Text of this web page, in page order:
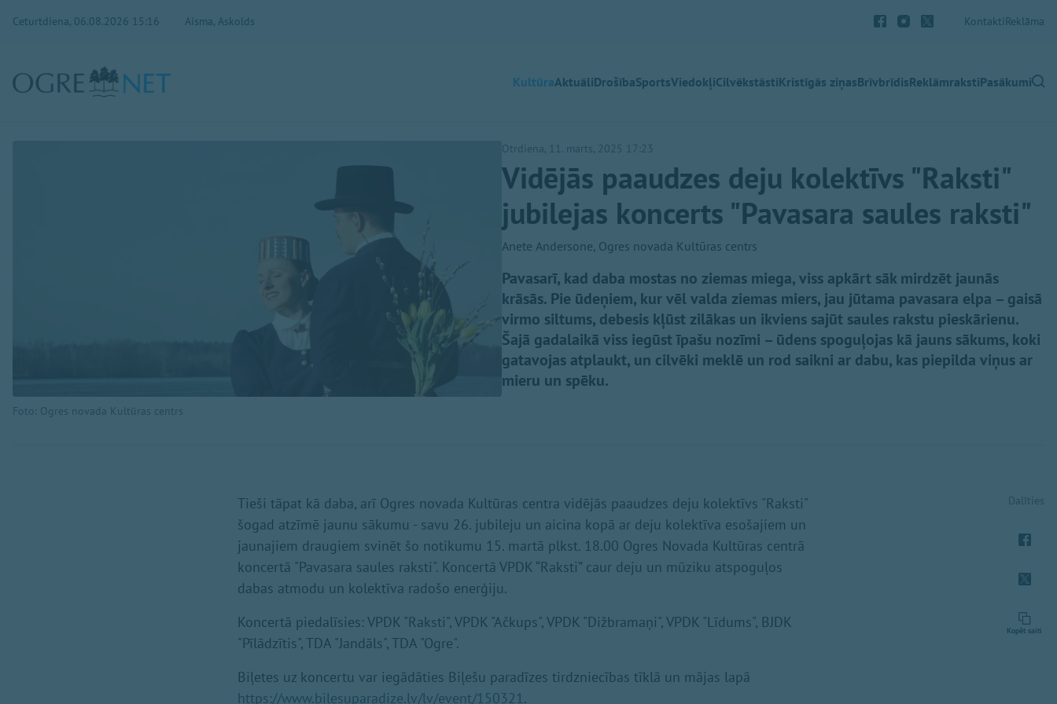
Ceturtdiena, 06.08.2026 15:16 Aisma, Askolds KontaktiReklāma
KultūraAktuāliDrošībaSportsViedokļiCilvēkstāstiKristīgās ziņasBrīvbrīdisReklāmrakstiPasākumi
Foto: Ogres novada Kultūras centrs
Otrdiena, 11. marts, 2025 17:23
Vidējās paaudzes deju kolektīvs "Raksti"
jubilejas koncerts "Pavasara saules raksti"
Anete Andersone, Ogres novada Kultūras centrs
Pavasarī, kad daba mostas no ziemas miega, viss apkārt sāk mirdzēt jaunās
krāsās. Pie ūdeņiem, kur vēl valda ziemas miers, jau jūtama pavasara elpa – gaisā
virmo siltums, debesis kļūst zilākas un ikviens sajūt saules rakstu pieskārienu.
Šajā gadalaikā viss iegūst īpašu nozīmi – ūdens spoguļojas kā jauns sākums, koki
gatavojas atplaukt, un cilvēki meklē un rod saikni ar dabu, kas piepilda viņus ar
mieru un spēku.
Tieši tāpat kā daba, arī Ogres novada Kultūras centra vidējās paaudzes deju kolektīvs "Raksti"
šogad atzīmē jaunu sākumu - savu 26. jubileju un aicina kopā ar deju kolektīva esošajiem un
jaunajiem draugiem svinēt šo notikumu 15. martā plkst. 18.00 Ogres Novada Kultūras centrā
koncertā "Pavasara saules raksti". Koncertā VPDK “Raksti” caur deju un mūziku atspoguļos
dabas atmodu un kolektīva radošo enerģiju.
Koncertā piedalīsies: VPDK "Raksti", VPDK "Ačkups", VPDK "Dižbramaņi", VPDK "Līdums", BJDK
"Pīlādzītis", TDA "Jandāls", TDA "Ogre".
Biļetes uz koncertu var iegādāties Biļešu paradīzes tirdzniecības tīklā un mājas lapā
https://www.bilesuparadize.lv/lv/event/150321.
Dalīties
Kopēt saiti